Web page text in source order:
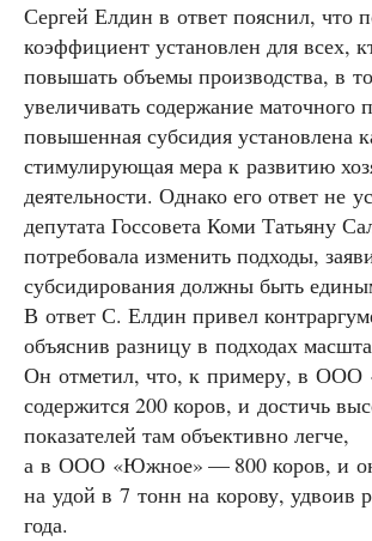
Сергей Елдин в ответ пояснил,
коэффициент установлен для всех,
повышать объемы производства, в
увеличивать содержание маточного
повышенная субсидия установлена
стимулирующая мера к развитию
деятельности. Однако его ответ не
депутата Госсовета Коми Татьяну
потребовала изменить подходы,
субсидирования должны быть
В ответ С. Елдин привел
объяснив разницу в подходах
Он отметил, что, к примеру, в ООО
содержится 200 коров, и достичь
показателей там объективно легче,
а в ООО «Южное» — 800 коров, и
на удой в 7 тонн на корову, удвоив
года.